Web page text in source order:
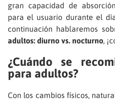
gran capacidad de
para el usuario durante el
continuación hablaremos
adultos: diurno vs. nocturno,
¿Cuándo se
para adultos?
Con los cambios físicos,